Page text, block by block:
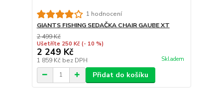
1 hodnocení
GIANTS FISHING SEDAČKA CHAIR GAUBE XT
2 499 Kč
Ušetříte 250 Kč (- 10 %)
2 249 Kč
1 859 Kč bez DPH Skladem
Přidat do košíku